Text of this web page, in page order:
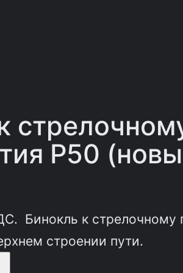
Р50
Бинокль к стрелочному
строении пути.